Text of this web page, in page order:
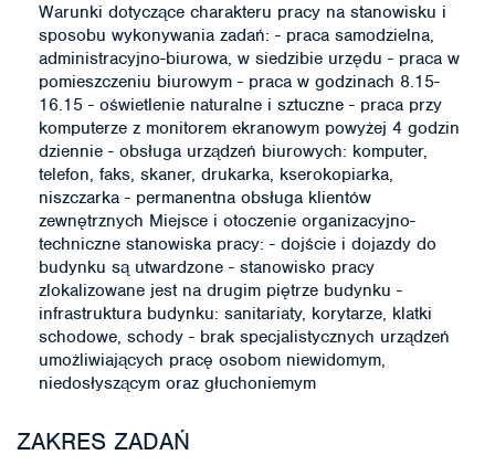
Warunki dotyczące charakteru pracy na stanowisku i
sposobu wykonywania zadań: - praca samodzielna,
administracyjno-biurowa, w siedzibie urzędu - praca w
pomieszczeniu biurowym - praca w godzinach 8.15-
16.15 - oświetlenie naturalne i sztuczne - praca przy
komputerze z monitorem ekranowym powyżej 4 godzin
dziennie - obsługa urządzeń biurowych: komputer,
telefon, faks, skaner, drukarka, kserokopiarka,
niszczarka - permanentna obsługa klientów
zewnętrznych Miejsce i otoczenie organizacyjno-
techniczne stanowiska pracy: - dojście i dojazdy do
budynku są utwardzone - stanowisko pracy
zlokalizowane jest na drugim piętrze budynku -
infrastruktura budynku: sanitariaty, korytarze, klatki
schodowe, schody - brak specjalistycznych urządzeń
umożliwiających pracę osobom niewidomym,
niedosłyszącym oraz głuchoniemym
ZAKRES ZADAŃ